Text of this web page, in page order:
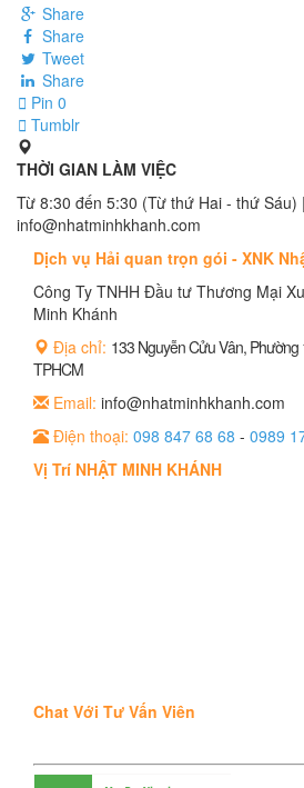
Share
Share
Tweet
Share
Pin 0
Tumblr
THỜI GIAN LÀM VIỆC
Từ 8:30 đến 5:30 (Từ thứ Hai - thứ Sáu)
info@nhatminhkhanh.com
Dịch vụ Hải quan trọn gói - XNK
Công Ty TNHH Đầu tư Thương Mại
Minh Khánh
Địa chỉ: 133 Nguyễn Cửu Vân,
TPHCM
Email: info@nhatminhkhanh.com
Điện thoại: 098 847 68 68 - 0989
Vị Trí NHẬT MINH KHÁNH
Chat Với Tư Vấn Viên